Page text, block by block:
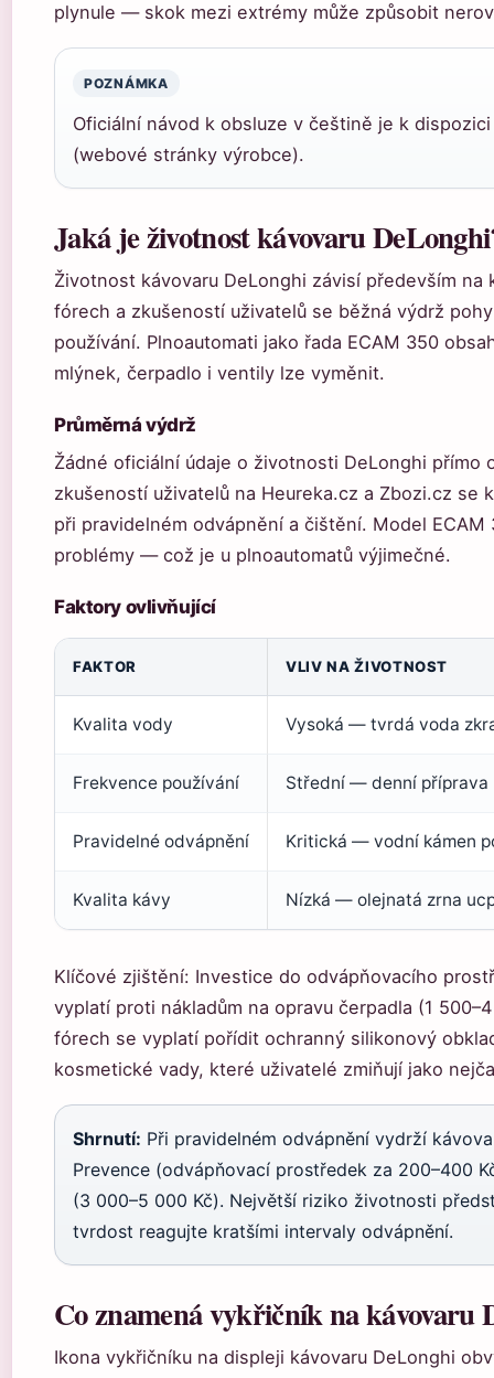
plynule — skok mezi extrémy může způsobit
POZNÁMKA
Oficiální návod k obsluze v češtině je k
(webové stránky výrobce).
Jaká je životnost kávovaru
Životnost kávovaru DeLonghi závisí především
fórech a zkušeností uživatelů se běžná výdrž
používání. Plnoautomati jako řada ECAM 350
mlýnek, čerpadlo i ventily lze vyměnit.
Průměrná výdrž
Žádné oficiální údaje o životnosti DeLonghi přímo
zkušeností uživatelů na Heureka.cz a Zbozi.cz se
při pravidelném odvápnění a čištění. Model
problémy — což je u plnoautomatů výjimečné.
Faktory ovlivňující
FAKTOR VLIV NA ŽIVOTNOST
Kvalita vody Vysoká — tvrdá voda
Frekvence používání Střední — denní příprava
Pravidelné odvápnění Kritická — vodní kámen
Kvalita kávy Nízká — olejnatá zrna
Klíčové zjištění: Investice do odvápňovacího
vyplatí proti nákladům na opravu čerpadla (1
fórech se vyplatí pořídit ochranný silikonový
kosmetické vady, které uživatelé zmiňují jako
Shrnutí: Při pravidelném odvápnění vydrží
Prevence (odvápňovací prostředek za 200–400
(3 000–5 000 Kč). Největší riziko životnosti
tvrdost reagujte kratšími intervaly odvápnění.
Co znamená vykřičník na kávovaru
Ikona vykřičníku na displeji kávovaru DeLonghi